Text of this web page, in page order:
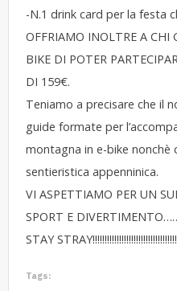
-N.1 drink card per la festa
OFFRIAMO INOLTRE A CHI
BIKE DI POTER
DI 159€.
Teniamo a precisare che il
guide formate per
montagna in e-bike nonchè
sentieristica appenninica.
VI ASPETTIAMO PER UN
SPORT E
STAY
Tags: